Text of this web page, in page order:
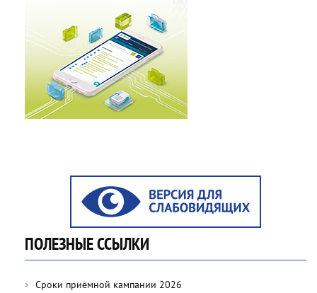
ПОЛЕЗНЫЕ ССЫЛКИ
Сроки приёмной кампании 2026